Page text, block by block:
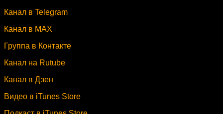
Канал в Telegram
Канал в MAX
Группа в Контакте
Канал на Rutube
Канал в Дзен
Видео в iTunes Store